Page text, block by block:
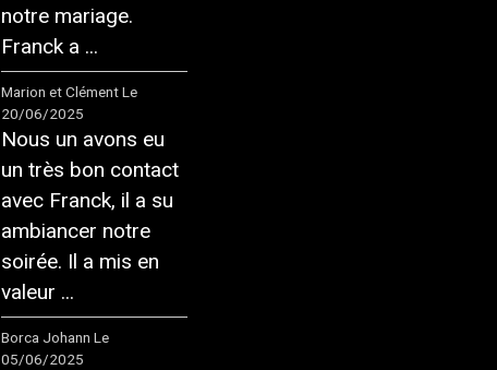
notre mariage.
Franck a ...
Marion et Clément Le
20/06/2025
Nous un avons eu
un très bon contact
avec Franck, il a su
ambiancer notre
soirée. Il a mis en
valeur ...
Borca Johann Le
05/06/2025